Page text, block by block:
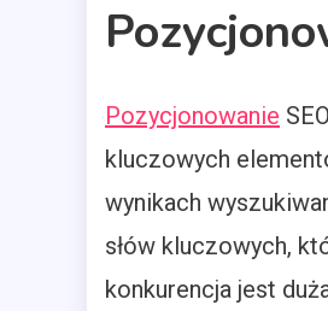
Pozycjonowanie
kluczowych
wynikach
słów kluczowych,
konkurencja jest